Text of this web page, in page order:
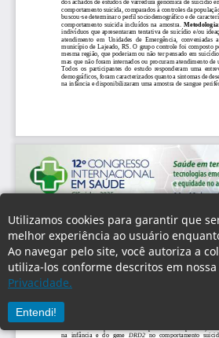
Utilizamos cookies para garantir que
melhor experiência ao usuário
Ao navegar pelo site, você autoriza a
utiliza-los conforme descritos em nossa
Privacidade.
Entendi!